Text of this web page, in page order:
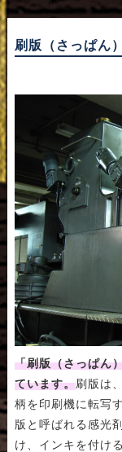
刷版（さっぱん
「刷版（さっぱん
ています。刷版は
柄を印刷機に転写
版と呼ばれる感光
け、インキを付け